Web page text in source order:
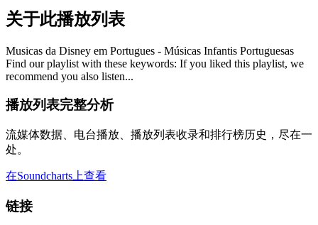
关于此播放列表
Musicas da Disney em Portugues - Músicas Infantis Portuguesas
Find our playlist with these keywords: If you liked this playlist, we
recommend you also listen...
播放列表完整分析
流媒体数据、电台播放、播放列表收录和排行榜历史，尽在一
处。
在Soundcharts上查看
链接